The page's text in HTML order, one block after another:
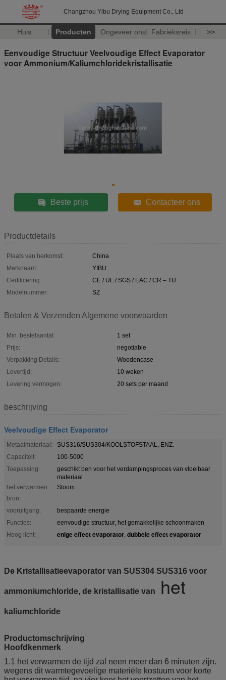
Changzhou Yibu Drying Equipment Co., Ltd
Huis Producten Ongeveer ons Fabrieksreis >>
Eenvoudige Structuur Veelvoudige Effect Evaporator
voor Ammonium/Kaliumchloridekristallisatie
Beste prijs Contacteer ons
Productdetails
Plaats van herkomst:
China
Merknaam:
YIBU
Certificering:
CE / UL / SGS / EAC / CR – TU
Modelnummer:
SZ
Betalen & Verzenden Algemene voorwaarden
Min. bestelaantal:
1 set
Prijs:
negotiable
Verpakking Details:
Woodencase
Levertijd:
10 weken
Levering vermogen:
20 sets per maand
beschrijving
Veelvoudige Effect Evaporator
Metaalmateriaal:
SUS316/SUS304/KOOLSTOFSTAAL, ENZ.
Capaciteit:
100-5000
Toepassing:
geschikt ben voor het verdampingsproces van vloeibaar
materiaal
het verwarmen
bron:
Stoom
vooruitgang:
bespaarde energie
Functies:
eenvoudige structuur, het gemakkelijke schoonmaken
Hoog licht:
enige effect evaporator, dubbele effect evaporator
De Kristallisatieevaporator van SUS304 SUS316 voor
ammoniumchloride, de kristallisatie van het
kaliumchloride
Productomschrijving
Hoofdkenmerk
1.1 het verwarmen de tijd zal neen meer dan 6 minuten zijn.
wegens dit warmtegevoelige materiële kostuum voor korte